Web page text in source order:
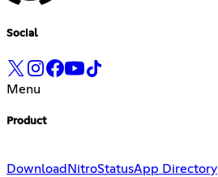
Social
Menu
Product
Download NitroStatusApp Directory